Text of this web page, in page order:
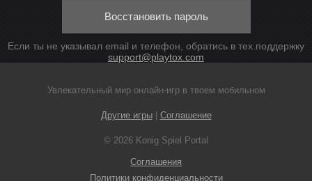
Восстановить пароль
Если ты не указывал email и телефон, обратись в тех.поддержку
support@playtox.com
Увлекательный мир онлайн-игр в твоем мобильном
Другие игры| Соглашение
© 2026 Konig Spiel Portal
Соглашения
Политики конфиденциальности